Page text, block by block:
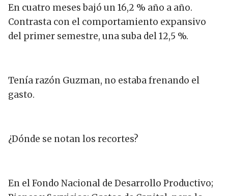
En cuatro meses bajó un 16,2 % año a año.
Contrasta con el comportamiento expansivo
del primer semestre, una suba del 12,5 %.
Tenía razón Guzman, no estaba frenando el
gasto.
¿Dónde se notan los recortes?
En el Fondo Nacional de Desarrollo Productivo;